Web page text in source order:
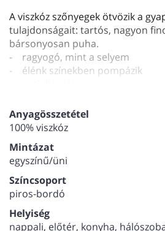
A viszkóz szőnyegek ötvözik a
tulajdonságait: tartós, nagyon
bársonyosan puha.
- ragyogó, mint a selyem
- élénk színekben pompázik
Ha a selyemhez hasonló
vágyik jó minőségben, mégis
szőnyegeink közül válasszon.
Összsúly: 2150 g/m2
Csomószám: 1 millió db/m2
Anyagösszetétel
100% viszkóz
Mintázat
egyszínű/üni
Színcsoport
piros-bordó
Helyiség
nappali, előtér, konyha,